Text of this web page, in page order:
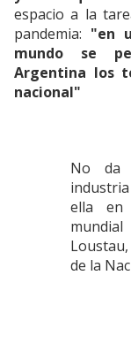
espacio a la
pandemia: "en
mundo se
Argentina los
nacional"
No da
ella en
mundial
de la